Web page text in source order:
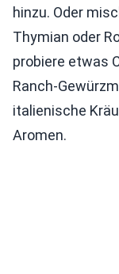
hinzu. Oder
Thymian oder
probiere etwas
Ranch-
italienische
Aromen.